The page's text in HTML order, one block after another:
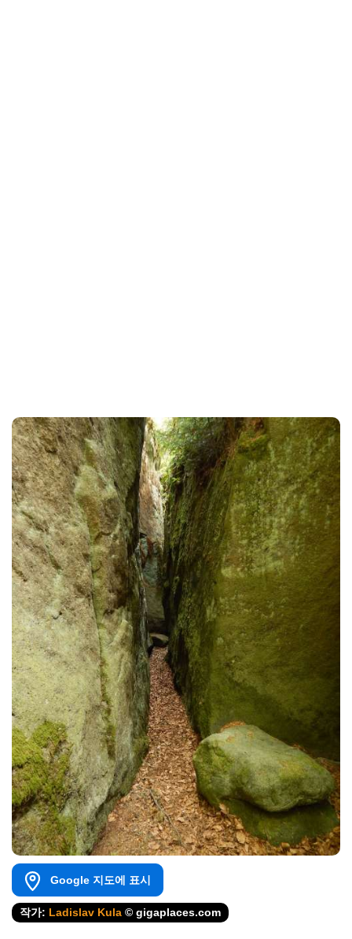
Google 지도에 표시
작가: Ladislav Kula © gigaplaces.com